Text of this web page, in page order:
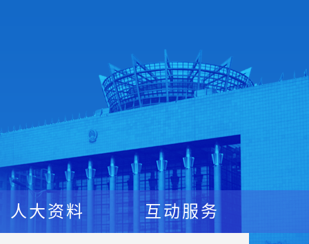
人大资料 互动服务